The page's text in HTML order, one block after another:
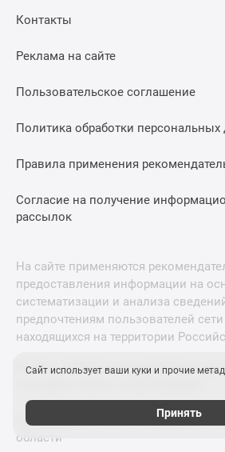
Контакты
Реклама на сайте
Пользовательское соглашение
Политика обработки
Правила применения
Согласие на получение
рассылок
На сайте применяются
предоставления информации на
систематизации и анализа
предпочтениям пользователей сети
находящихся на территории
© 2011—2026 Новострой-М. Все
Новостройки Санкт-Петербурга и
области
Сайт использует ваши куки и прочие
Принять